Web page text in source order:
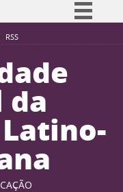
RSS
Simplifique!
Participe
à informação
Legislação
Canais
da